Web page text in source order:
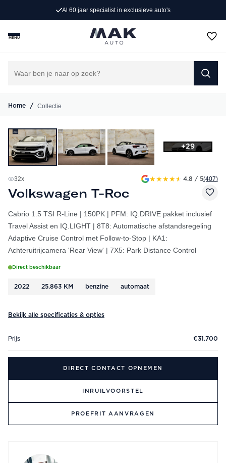
Persoonlijk advies op maat
MENU
Home / Collectie
+29
32x ★★★★★ 4.8 / 5(407)
Volkswagen T-Roc
Cabrio 1.5 TSI R-Line | 150PK | PFM: IQ.DRIVE pakket inclusief
Travel Assist en IQ.LIGHT | 8T8: Automatische afstandsregeling
Adaptive Cruise Control met Follow-to-Stop | KA1:
Achteruitrijcamera 'Rear View' | 7X5: Park Distance Control
Direct beschikbaar
2022 25.863 KM benzine automaat
Bekijk alle specificaties & opties
Prijs €31.700
DIRECT CONTACT OPNEMEN
INRUILVOORSTEL
PROEFRIT AANVRAGEN